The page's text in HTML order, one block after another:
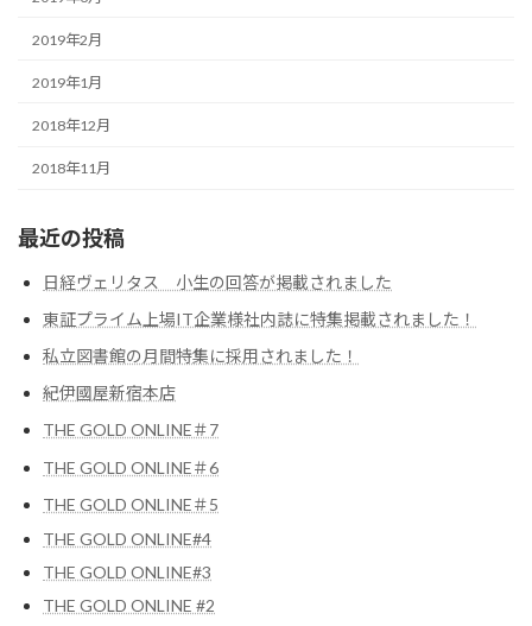
2019年2月
2019年1月
2018年12月
2018年11月
最近の投稿
日経ヴェリタス 小生の回答が掲載されました
東証プライム上場IT企業様社内誌に特集掲載されました！
私立図書館の月間特集に採用されました！
紀伊國屋新宿本店
THE GOLD ONLINE＃7
THE GOLD ONLINE＃6
THE GOLD ONLINE＃5
THE GOLD ONLINE#4
THE GOLD ONLINE#3
THE GOLD ONLINE #2